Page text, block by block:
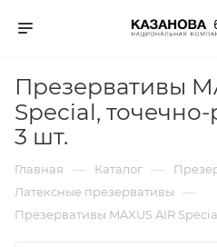
Презервативы
Special,
3 шт.
Главная — Каталог —
Латексные презервативы —
Презервативы MAXUS AIR